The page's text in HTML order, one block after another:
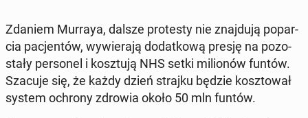
Zdaniem Murraya, dalsze pro­te­sty nie znaj­du­ją po­par­
cia pa­cjen­tów, wy­wie­ra­ją do­dat­ko­wą presję na po­zo­
sta­ły per­so­nel i kosz­tu­ją NHS setki mi­lio­nów funtów.
Szacuje się, że każdy dzień strajku będzie kosz­to­wał
system ochrony zdrowia około 50 mln funtów.